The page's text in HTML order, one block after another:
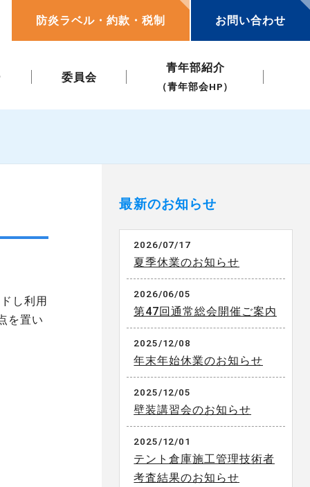
委員会
青年部紹介
（青年部会HP）
防炎ラベル・約款・税制 お問い合わせ
し利用
を置い
最新のお知らせ
2026/07/17
夏季休業のお知らせ
2026/06/05
第47回通常総会開催ご案内
2025/12/08
年末年始休業のお知らせ
2025/12/05
壁装講習会のお知らせ
2025/12/01
テント倉庫施工管理技術者
考査結果のお知らせ